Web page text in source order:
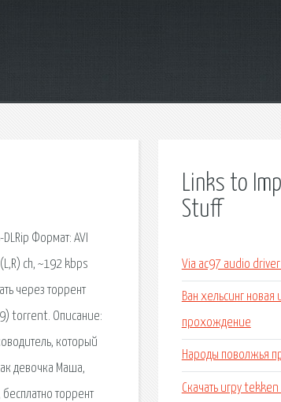
Формат: AVI
ch, ~192 kbps
через торрент
torrent. Описание:
который
девочка Маша,
торрент
Links to
Stuff
Via ac97 audio
Ван хельсинг новая
прохождение
Народы поволжья
Скачать игру